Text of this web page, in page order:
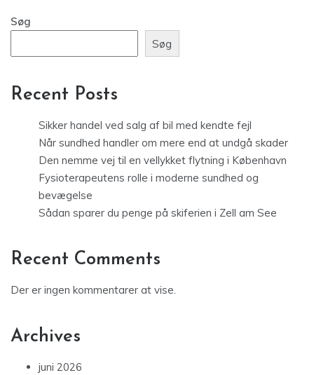
Søg
Søg
Recent Posts
Sikker handel ved salg af bil med kendte fejl
Når sundhed handler om mere end at undgå skader
Den nemme vej til en vellykket flytning i København
Fysioterapeutens rolle i moderne sundhed og
bevægelse
Sådan sparer du penge på skiferien i Zell am See
Recent Comments
Der er ingen kommentarer at vise.
Archives
juni 2026